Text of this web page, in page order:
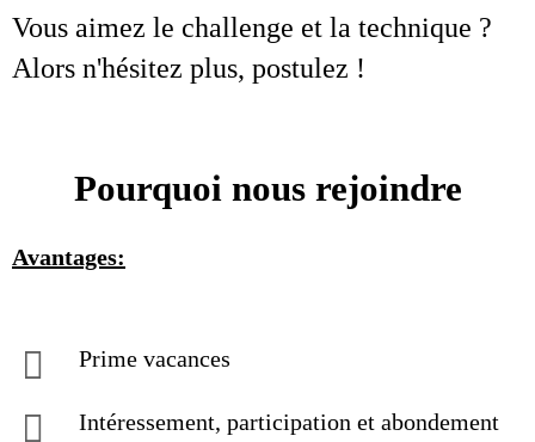
Vous aimez le challenge et la technique ?
Alors n'hésitez plus, postulez !
Pourquoi nous rejoindre
Avantages:
Prime vacances
Intéressement, participation et abondement